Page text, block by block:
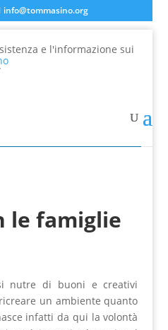
o chiamare lo 055 695047
info@tommasino.org
e l'informazione sui
le famiglie
nutre di buoni e creativi
un ambiente quanto
infatti da qui la volontà